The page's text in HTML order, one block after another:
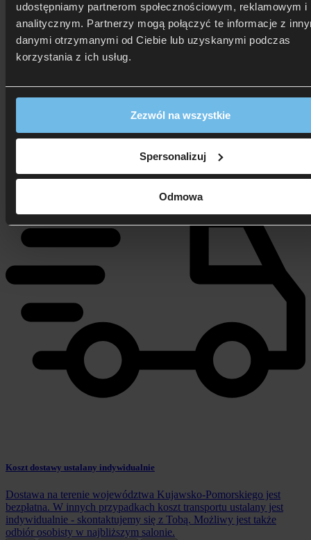
udostępniamy partnerom społecznościowym, reklamowym i
analitycznym. Partnerzy mogą połączyć te informacje z
danymi otrzymanymi od Ciebie lub uzyskanymi podczas
korzystania z ich usług.
Zezwól na wszystkie
Spersonalizuj
Odmowa
Zadzwoń i dowiedz się, jak dostać rabat!
Koszt dostawy ustalany indywidualnie
Dostawa na terenie województwa Kujawsko-Pomorskiego jest
bezpłatna. W innych przypadkach koszt transportu ustalany jest
indywidualnie - skontaktujemy się z Tobą. Możliwy jest także
odbiór osobisty w najbliższym salonie.